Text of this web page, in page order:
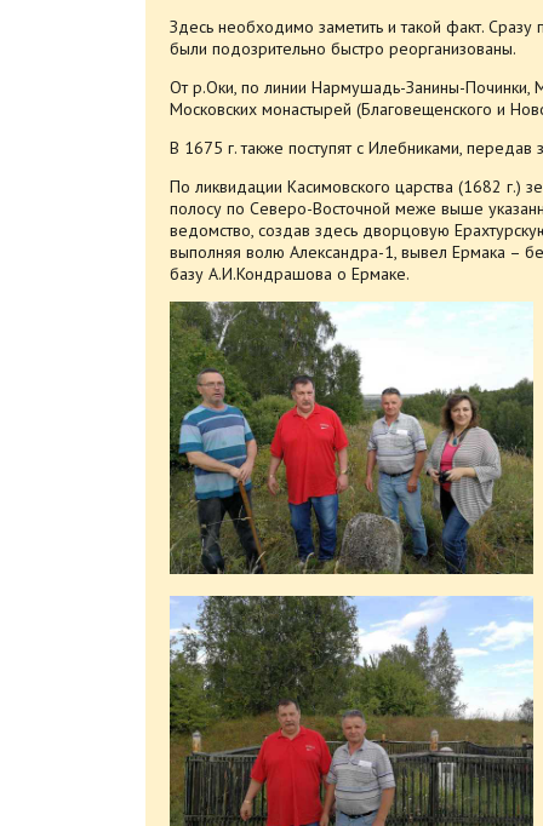
Здесь необходимо заметить и такой факт.
были подозрительно быстро реорганизованы.
От р.Оки, по линии Нармушадь-Занины-Починки,
Московских монастырей (Благовещенского и
В 1675 г. также поступят с Илебниками,
По ликвидации Касимовского царства (1682 г.)
полосу по Северо-Восточной меже выше
ведомство, создав здесь дворцовую
выполняя волю Александра-1, вывел Ермака –
базу А.И.Кондрашова о Ермаке.